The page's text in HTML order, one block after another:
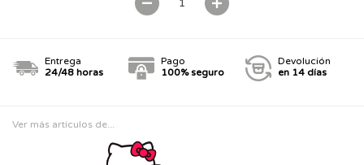
Entrega
24/48 horas
Pago
100% seguro
Devolución
en 14 días
Ver más artículos de...